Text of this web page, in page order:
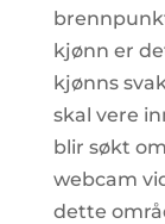
kjønn er
kjønns
skal vere
blir søkt
webcam
dette